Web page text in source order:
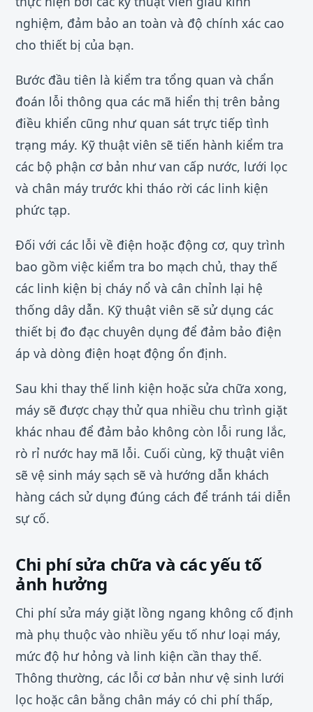
nghiệm, đảm bảo an toàn và độ chính xác cao
cho thiết bị của bạn.
Bước đầu tiên là kiểm tra tổng quan và chẩn
đoán lỗi thông qua các mã hiển thị trên bảng
điều khiển cũng như quan sát trực tiếp tình
trạng máy. Kỹ thuật viên sẽ tiến hành kiểm tra
các bộ phận cơ bản như van cấp nước, lưới lọc
và chân máy trước khi tháo rời các linh kiện
phức tạp.
Đối với các lỗi về điện hoặc động cơ, quy trình
bao gồm việc kiểm tra bo mạch chủ, thay thế
các linh kiện bị cháy nổ và cân chỉnh lại hệ
thống dây dẫn. Kỹ thuật viên sẽ sử dụng các
thiết bị đo đạc chuyên dụng để đảm bảo điện
áp và dòng điện hoạt động ổn định.
Sau khi thay thế linh kiện hoặc sửa chữa xong,
máy sẽ được chạy thử qua nhiều chu trình giặt
khác nhau để đảm bảo không còn lỗi rung lắc,
rò rỉ nước hay mã lỗi. Cuối cùng, kỹ thuật viên
sẽ vệ sinh máy sạch sẽ và hướng dẫn khách
hàng cách sử dụng đúng cách để tránh tái diễn
sự cố.
Chi phí sửa chữa và các yếu tố
ảnh hưởng
Chi phí sửa máy giặt lồng ngang không cố định
mà phụ thuộc vào nhiều yếu tố như loại máy,
mức độ hư hỏng và linh kiện cần thay thế.
Thông thường, các lỗi cơ bản như vệ sinh lưới
lọc hoặc cân bằng chân máy có chi phí thấp,